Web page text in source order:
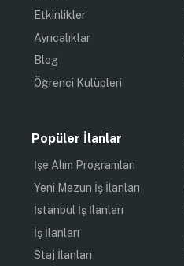
Etkinlikler
Ayrıcalıklar
Blog
Öğrenci Kulüpleri
Popüler İlanlar
İşe Alım Programları
Yeni Mezun İş İlanları
İstanbul İş İlanları
İş İlanları
Staj İlanları